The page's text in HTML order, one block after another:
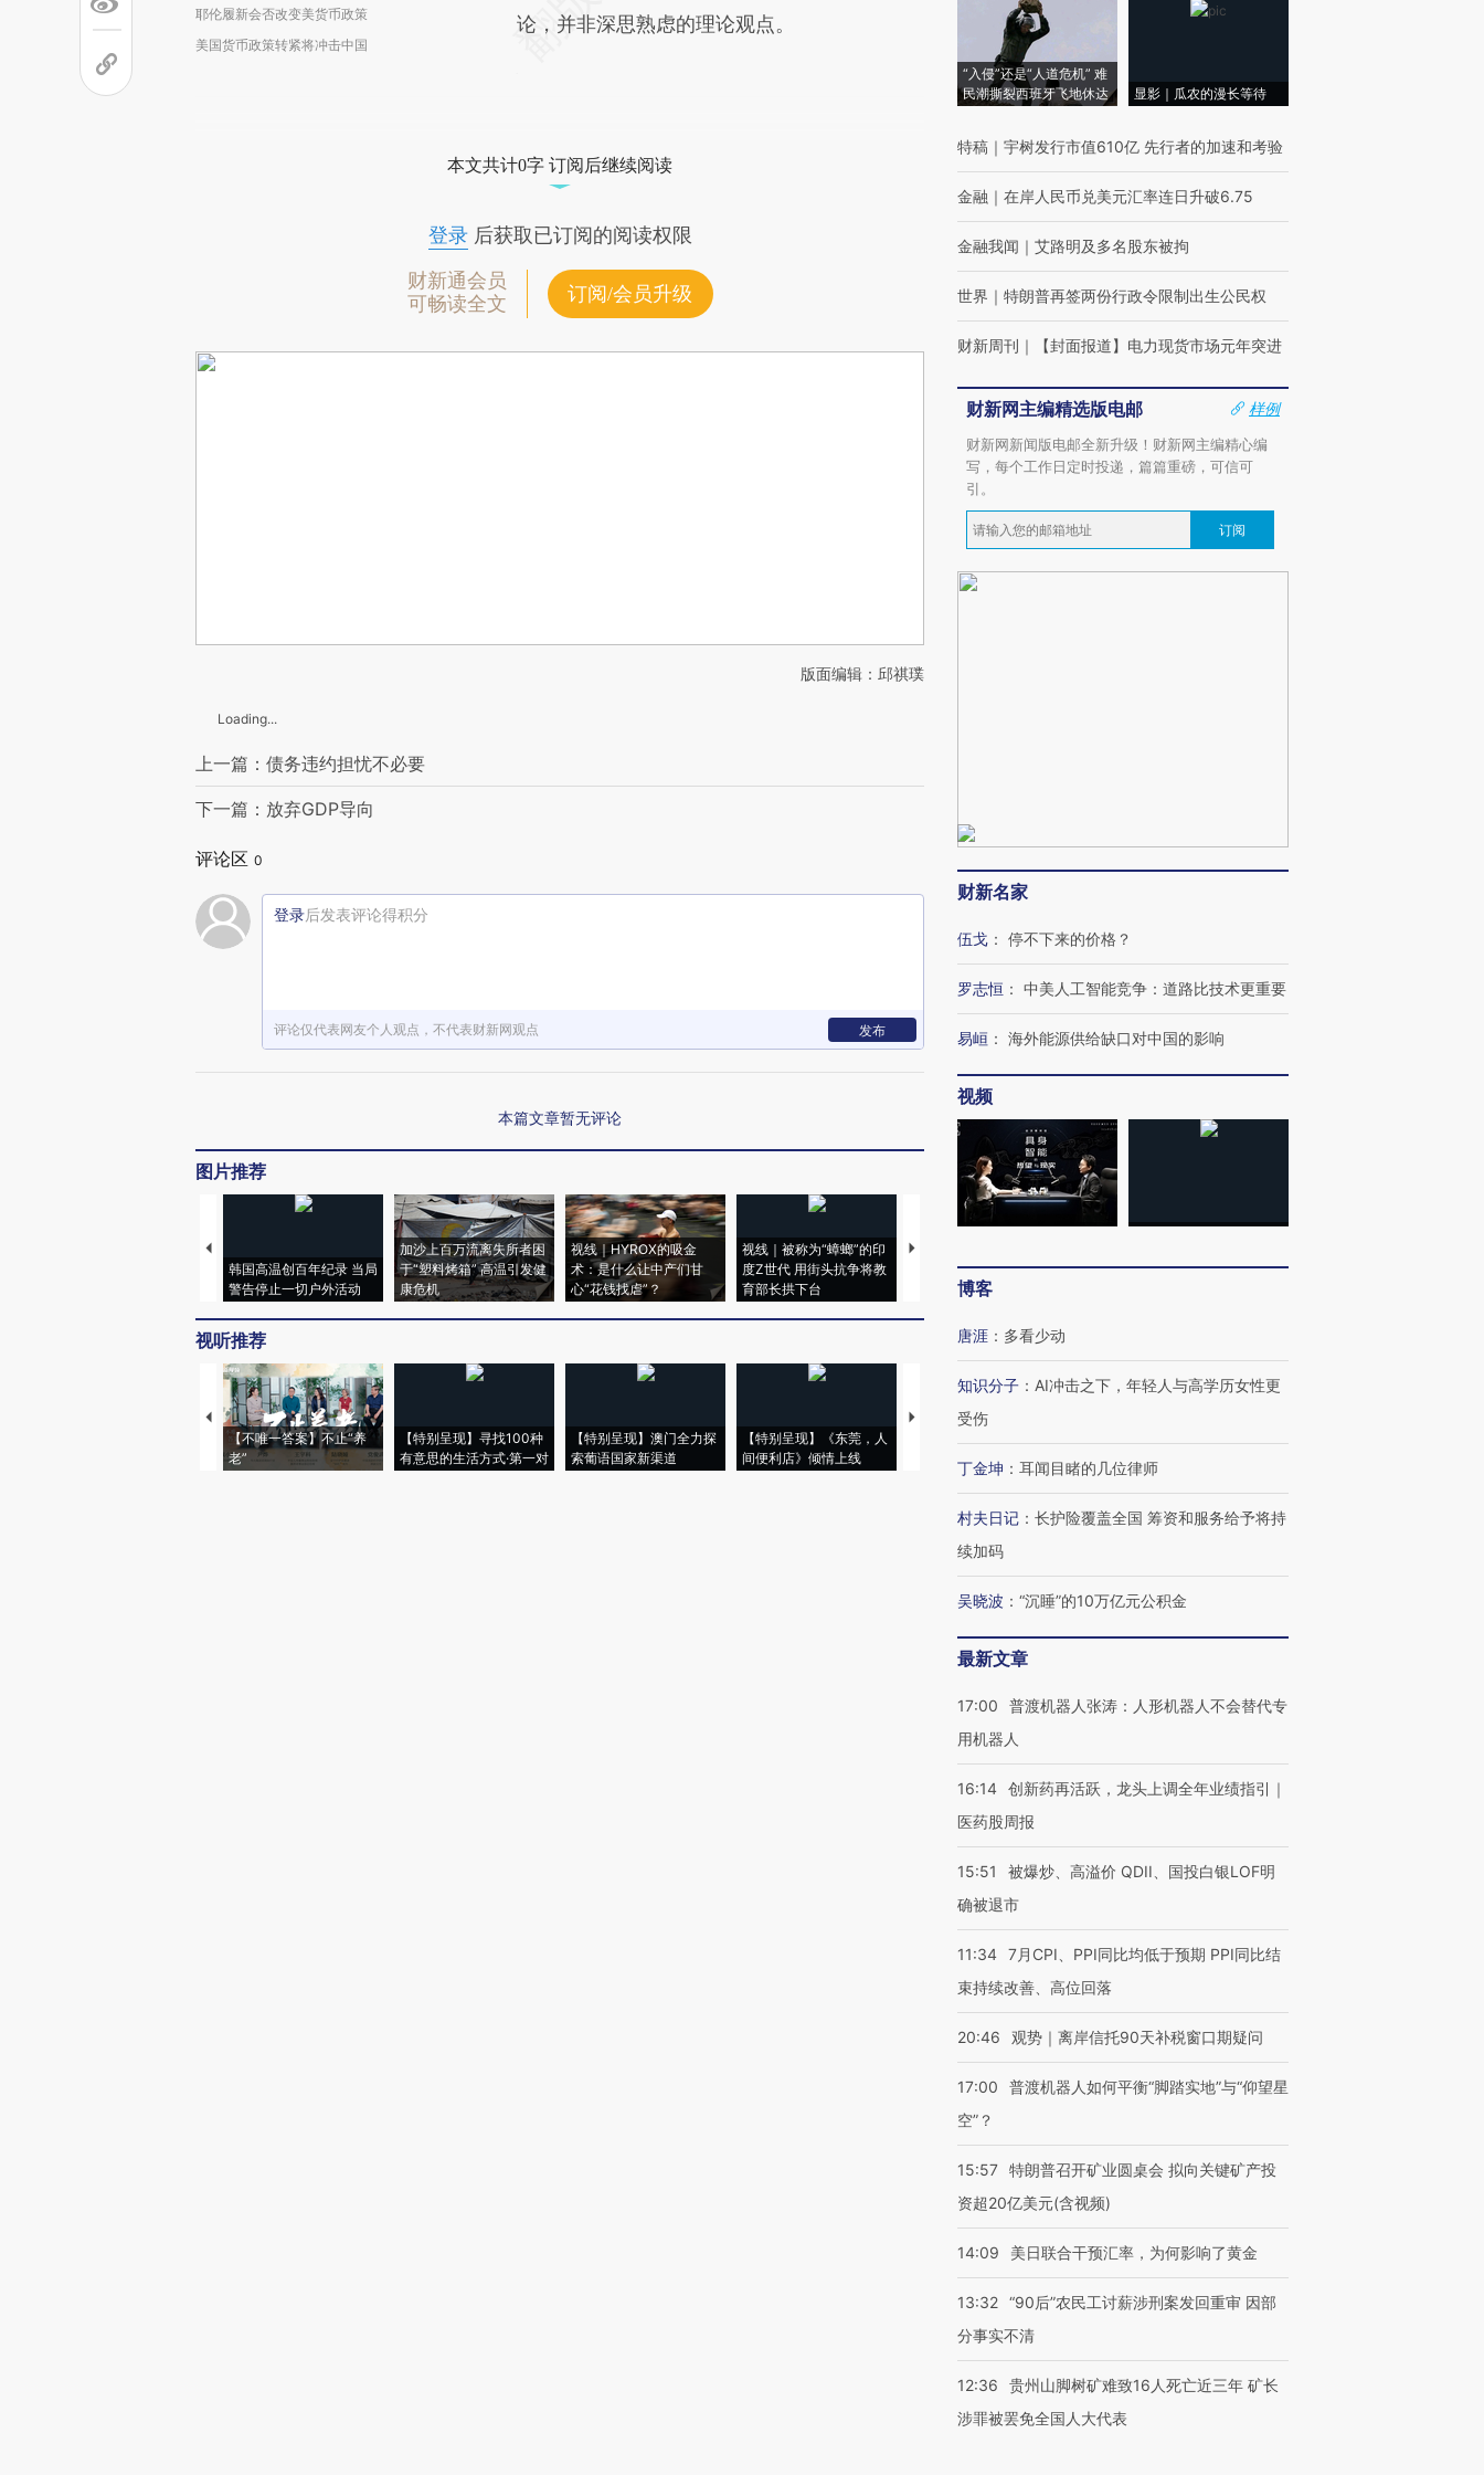
耶伦履新会否改变美货币政策
美国货币政策转紧将冲击中国
论，并非深思熟虑的理论观点。
本文共计0字 订阅后继续阅读
登录后获取已订阅的阅读权限
财新通会员
可畅读全文
订阅/会员升级
版面编辑：邱祺璞
Loading...
上一篇：债务违约担忧不必要
下一篇：放弃GDP导向
评论区 0
登录后发表评论得积分
评论仅代表网友个人观点，不代表财新网观点 发布
本篇文章暂无评论
图片推荐
韩国高温创百年纪录 当局
警告停止一切户外活动
加沙上百万流离失所者困
于“塑料烤箱” 高温引发健
康危机
视线｜HYROX的吸金
术：是什么让中产们甘
心“花钱找虐”？
视线｜被称为“蟑螂”的印
度Z世代 用街头抗争将教
育部长拱下台
视线｜“入侵”还是“人道危
机”？难民潮撕裂西班牙
飞地休达
128毫米 紧急转移近
雨 3小时累计雨量超80毫
视听推荐
【不唯一答案】不止“养
老”
【特别呈现】寻找100种
有意思的生活方式·第一对
【特别呈现】澳门全力探
索葡语国家新渠道
【特别呈现】《东莞，人
间便利店》倾情上线
【推广】走进第四届链博
有意思的生活方式·第三对
“入侵”还是“人道危机” 难
民潮撕裂西班牙飞地休达
显影｜瓜农的漫长等待
特稿 ｜ 宇树发行市值610亿 先行者的加速和考验
金融 ｜ 在岸人民币兑美元汇率连日升破6.75
金融我闻 ｜ 艾路明及多名股东被拘
世界 ｜ 特朗普再签两份行政令限制出生公民权
财新周刊 ｜ 【封面报道】电力现货市场元年突进
财新网主编精选版电邮
样例
财新网新闻版电邮全新升级！财新网主编精心编
写，每个工作日定时投递，篇篇重磅，可信可
引。
订阅
财新名家
伍戈 ： 停不下来的价格？
罗志恒 ： 中美人工智能竞争：道路比技术更重要
易峘 ： 海外能源供给缺口对中国的影响
视频
博客
唐涯 ： 多看少动
知识分子 ： AI冲击之下，年轻人与高学历女性更
受伤
丁金坤 ： 耳闻目睹的几位律师
村夫日记 ： 长护险覆盖全国 筹资和服务给予将持
续加码
吴晓波 ： “沉睡”的10万亿元公积金
最新文章
17:00
普渡机器人张涛：人形机器人不会替代专
用机器人
16:14 创新药再活跃，龙头上调全年业绩指引｜
医药股周报
15:51
被爆炒、高溢价 QDII、国投白银LOF明
确被退市
11:34 7月CPI、PPI同比均低于预期 PPI同比结
束持续改善、高位回落
20:46 观势｜离岸信托90天补税窗口期疑问
17:00
普渡机器人如何平衡“脚踏实地”与“仰望星
空”？
15:57 特朗普召开矿业圆桌会 拟向关键矿产投
资超20亿美元(含视频)
14:09 美日联合干预汇率，为何影响了黄金
13:32 “90后”农民工讨薪涉刑案发回重审 因部
分事实不清
12:36
贵州山脚树矿难致16人死亡近三年 矿长
涉罪被罢免全国人大代表